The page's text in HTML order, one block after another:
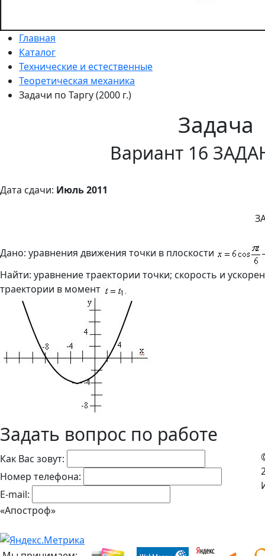
Главная
Каталог
Технические и естественные
Теоретическая механика
Задачи по Таргу (2000 г.)
Задача
Вариант 16
Дата сдачи: Июль 2011
Дано: уравнения движения точки в плоскости
Найти: уравнение траектории точки; скорость и
траектории в момент
Задать вопрос по работе
Как Вас зовут:
Номер телефона:
E-mail:
«Апостроф»